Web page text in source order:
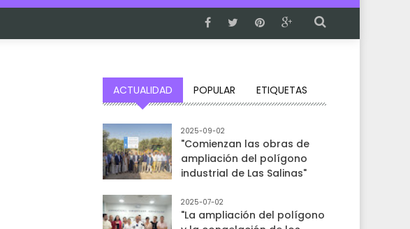
ACTUALIDAD POPULAR ETIQUETAS
2025-09-02
"Comienzan las obras de
ampliación del polígono
industrial de Las Salinas"
2025-07-02
"La ampliación del polígono